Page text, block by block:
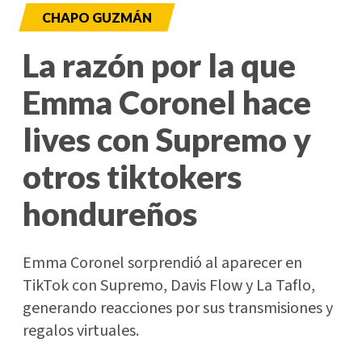
CHAPO GUZMÁN
La razón por la que
Emma Coronel hace
lives con Supremo y
otros tiktokers
hondureños
Emma Coronel sorprendió al aparecer en
TikTok con Supremo, Davis Flow y La Taflo,
generando reacciones por sus transmisiones y
regalos virtuales.